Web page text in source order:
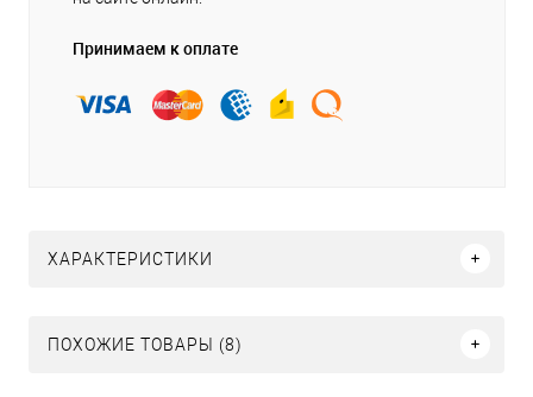
Принимаем к оплате
ХАРАКТЕРИСТИКИ
ПОХОЖИЕ ТОВАРЫ (8)